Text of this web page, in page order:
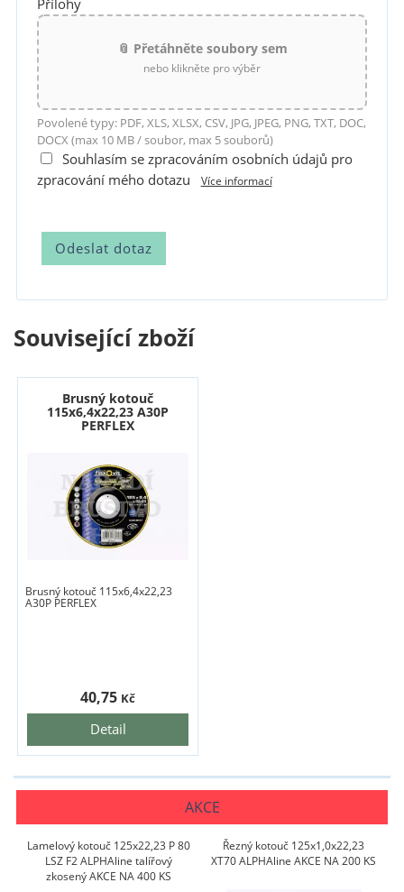
Přílohy
📎 Přetáhněte soubory sem
nebo klikněte pro výběr
Povolené typy: PDF, XLS, XLSX, CSV, JPG, JPEG, PNG, TXT, DOC,
DOCX (max 10 MB / soubor, max 5 souborů)
Souhlasím se zpracováním osobních údajů pro
zpracování mého dotazu
Více informací
Související zboží
Brusný kotouč
115x6,4x22,23 A30P
PERFLEX
Brusný kotouč 115x6,4x22,23
A30P PERFLEX
Detail
40,75 Kč
AKCE
Lamelový kotouč 125x22,23 P 80
LSZ F2 ALPHAline talířový
zkosený AKCE NA 400 KS
Řezný kotouč 125x1,0x22,23
XT70 ALPHAline AKCE NA 200 KS